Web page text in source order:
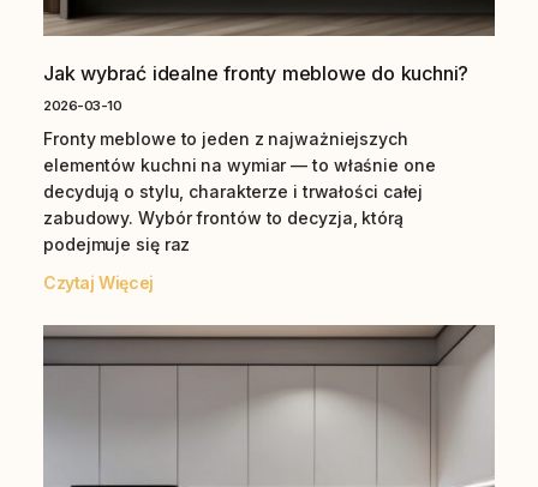
Jak wybrać idealne fronty meblowe do kuchni?
2026-03-10
Fronty meblowe to jeden z najważniejszych
elementów kuchni na wymiar — to właśnie one
decydują o stylu, charakterze i trwałości całej
zabudowy. Wybór frontów to decyzja, którą
podejmuje się raz
Czytaj Więcej